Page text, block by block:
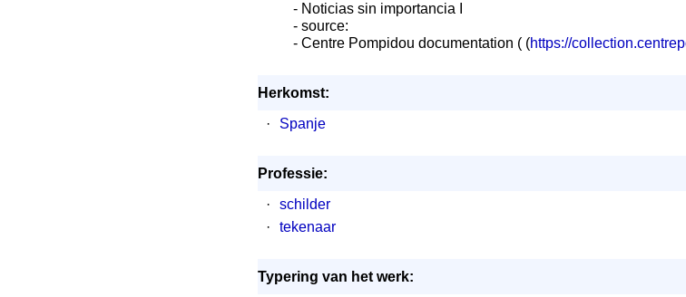
- Noticias sin importancia I
- source:
- Centre Pompidou documentation ( (https://
Herkomst:
·
Spanje
Professie:
·
schilder
·
tekenaar
Typering van het werk: